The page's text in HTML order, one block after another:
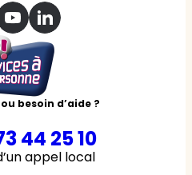
besoin d’aide ?
44 25 10
appel local